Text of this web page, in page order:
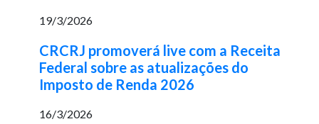
19/3/2026
CRCRJ promoverá live com a Receita
Federal sobre as atualizações do
Imposto de Renda 2026
16/3/2026